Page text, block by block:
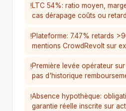
!LTC 54%: ratio moyen,
cas dérapage coûts ou
!Plateforme: 7.47% retards
mentions CrowdRevolt sur
!Première levée opérateur
pas d'historique
!Absence hypothèque:
garantie réelle inscrite sur